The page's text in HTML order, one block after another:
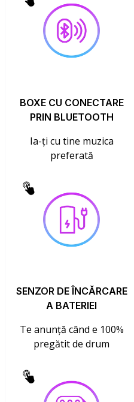
BOXE CU CONECTARE
PRIN BLUETOOTH
Ia-ți cu tine muzica
preferată
SENZOR DE ÎNCĂRCARE
A BATERIEI
Te anunță când e 100%
pregătit de drum